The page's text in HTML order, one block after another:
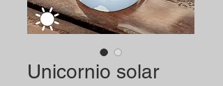
Unicornio solar